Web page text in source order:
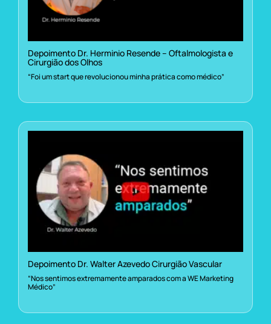
Depoimento Dr. Herminio Resende – Oftalmologista e
Cirurgião dos Olhos
“Foi um start que revolucionou minha prática como médico”
Depoimento Dr. Walter Azevedo Cirurgião Vascular
“Nos sentimos extremamente amparados com a WE Marketing
Médico”